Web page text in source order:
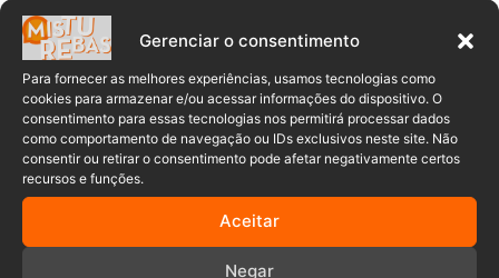
Gerenciar o consentimento
Para fornecer as melhores experiências, usamos tecnologias como
cookies para armazenar e/ou acessar informações do dispositivo. O
consentimento para essas tecnologias nos permitirá processar dados
como comportamento de navegação ou IDs exclusivos neste site. Não
consentir ou retirar o consentimento pode afetar negativamente certos
recursos e funções.
Aceitar
Negar
Populares Recentes
Exigência de médico “brasileiro,
branco e cristão” termina em processo
por injúria racial em SC
06/08/2026